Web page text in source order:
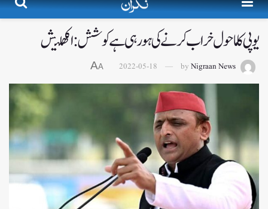
یوپی کا ماحول خراب کرنے کی ہورہی ہے کوشش:اکھلیش
by Nigraan News
2022-05-18
A
A